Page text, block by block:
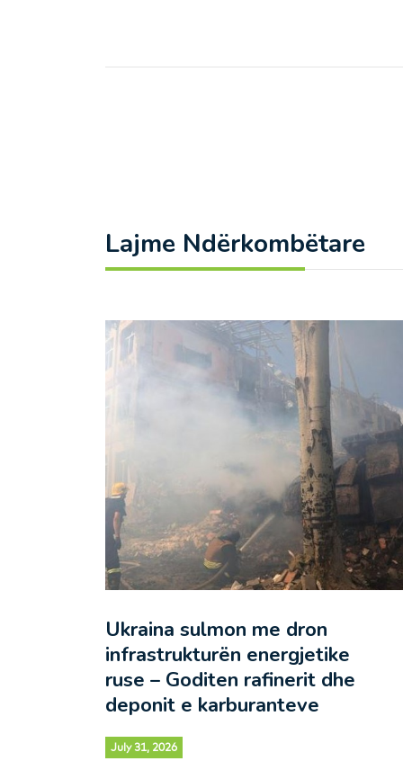
Lajme Ndërkombëtare
Ukraina sulmon me dron
infrastrukturën energjetike
ruse – Goditen rafinerit dhe
deponit e karburanteve
July 31, 2026